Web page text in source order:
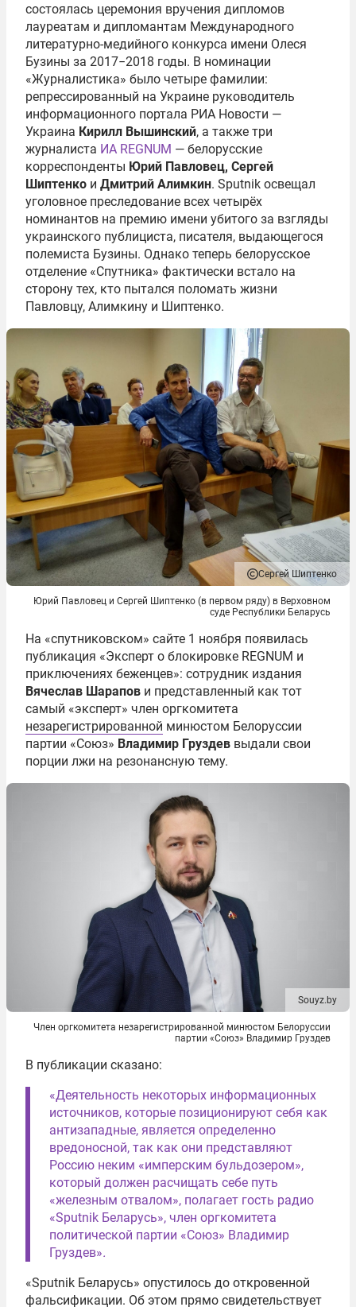
состоялась церемония вручения дипломов
лауреатам и дипломантам Международного
литературно-медийного конкурса имени Олеся
Бузины за 2017−2018 годы. В номинации
«Журналистика» было четыре фамилии:
репрессированный на Украине руководитель
информационного портала РИА Новости —
Украина Кирилл Вышинский, а также три
журналиста ИА REGNUM — белорусские
корреспонденты Юрий Павловец, Сергей
Шиптенко и Дмитрий Алимкин. Sputnik освещал
уголовное преследование всех четырёх
номинантов на премию имени убитого за взгляды
украинского публициста, писателя, выдающегося
полемиста Бузины. Однако теперь белорусское
отделение «Спутника» фактически встало на
сторону тех, кто пытался поломать жизни
Павловцу, Алимкину и Шиптенко.
Сергей Шиптенко
Юрий Павловец и Сергей Шиптенко (в первом ряду) в Верховном
суде Республики Беларусь
На «спутниковском» сайте 1 ноября появилась
публикация «Эксперт о блокировке REGNUM и
приключениях беженцев»: сотрудник издания
Вячеслав Шарапов и представленный как тот
самый «эксперт» член оргкомитета
незарегистрированной минюстом Белоруссии
партии «Союз» Владимир Груздев выдали свои
порции лжи на резонансную тему.
Souyz.by
Член оргкомитета незарегистрированной минюстом Белоруссии
партии «Союз» Владимир Груздев
В публикации сказано:
«Деятельность некоторых информационных
источников, которые позиционируют себя как
антизападные, является определенно
вредоносной, так как они представляют
Россию неким «имперским бульдозером»,
который должен расчищать себе путь
«железным отвалом», полагает гость радио
«Sputnik Беларусь», член оргкомитета
политической партии «Союз» Владимир
Груздев».
«Sputnik Беларусь» опустилось до откровенной
фальсификации. Об этом прямо свидетельствует